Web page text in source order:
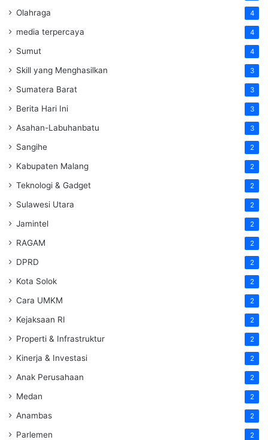
Olahraga 4
media terpercaya 4
Sumut 4
Skill yang Menghasilkan 3
Sumatera Barat 3
Berita Hari Ini 3
Asahan-Labuhanbatu 3
Sangihe 2
Kabupaten Malang 2
Teknologi & Gadget 2
Sulawesi Utara 2
Jamintel 2
RAGAM 2
DPRD 2
Kota Solok 2
Cara UMKM 2
Kejaksaan RI 2
Properti & Infrastruktur 2
Kinerja & Investasi 2
Anak Perusahaan 2
Medan 2
Anambas 2
Parlemen 2